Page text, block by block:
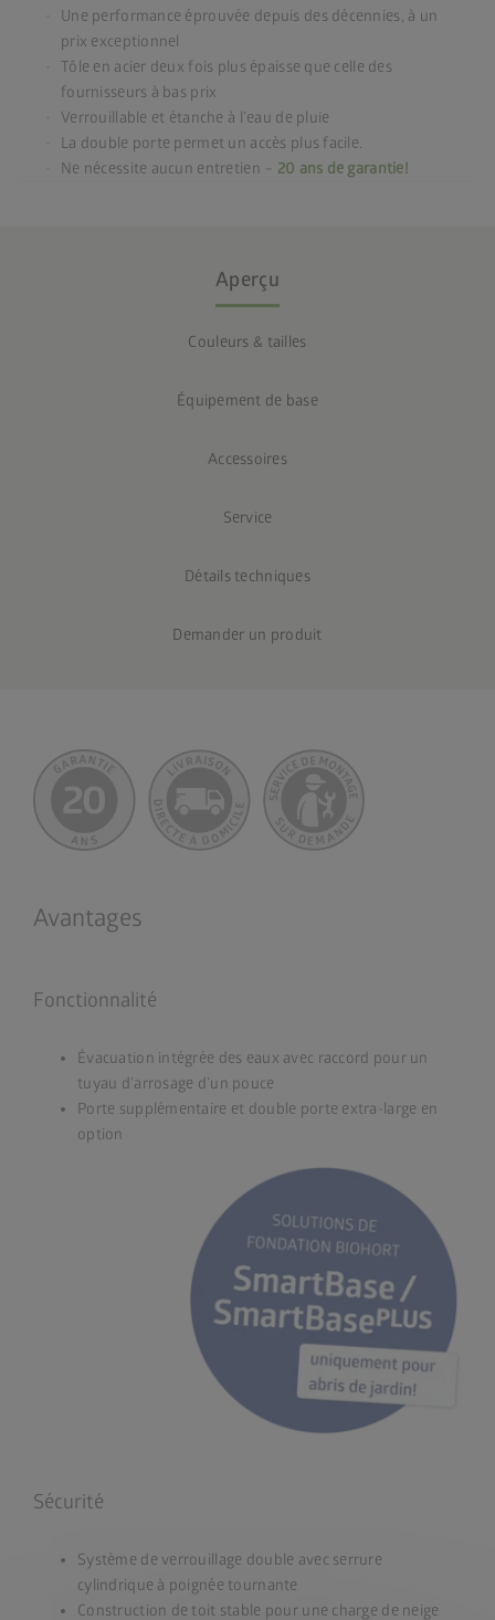
Une performance éprouvée depuis des décennies, à un
prix exceptionnel
Tôle en acier deux fois plus épaisse que celle des
fournisseurs à bas prix
Verrouillable et étanche à l’eau de pluie
La double porte permet un accès plus facile.
Ne nécessite aucun entretien – 20 ans de garantie!
Aperçu
Couleurs & tailles
Équipement de base
Accessoires
Service
Détails techniques
Demander un produit
Avantages
Fonctionnalité
Évacuation intégrée des eaux avec raccord pour un
tuyau d’arrosage d’un pouce
Porte supplémentaire et double porte extra-large en
option
Sécurité
Système de verrouillage double avec serrure
cylindrique à poignée tournante
Construction de toit stable pour une charge de neige